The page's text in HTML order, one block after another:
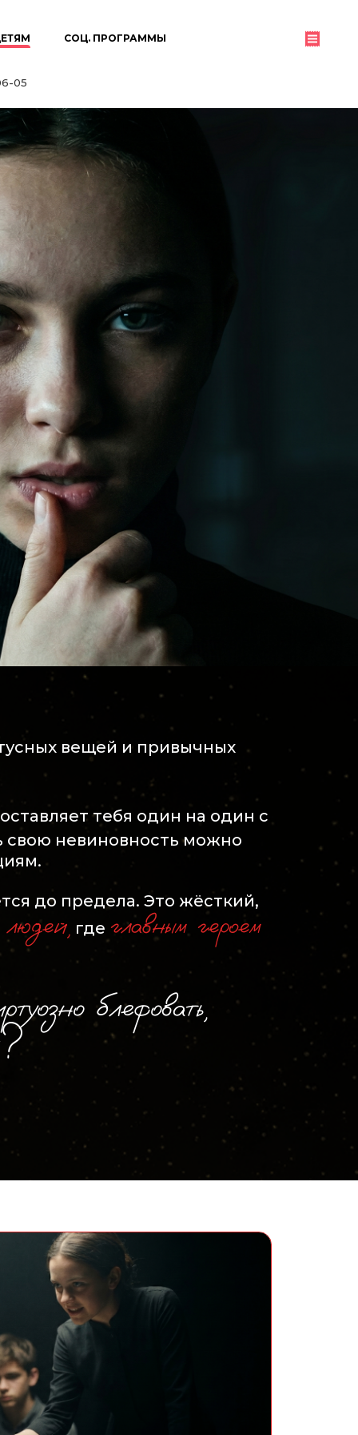
СОЦ. ПРОГРАММЫ
05
вещей и привычных
тебя один на один с
свою невиновность можно
до предела. Это жёсткий,
где главным героем
блефовать,